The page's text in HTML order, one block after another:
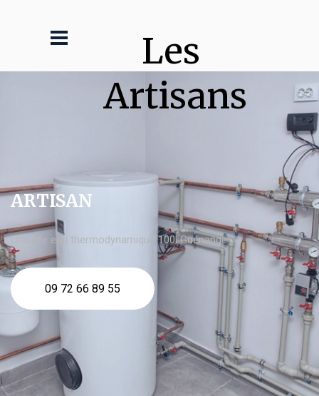
Les
Artisans
ARTISAN
chauffe eau thermodynamique 100l Guénange
09 72 66 89 55